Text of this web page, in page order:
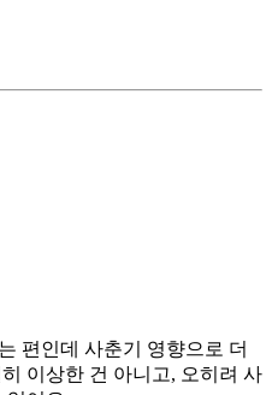
편인데 사춘기 영향으로 더
이상한 건 아니고, 오히려 사